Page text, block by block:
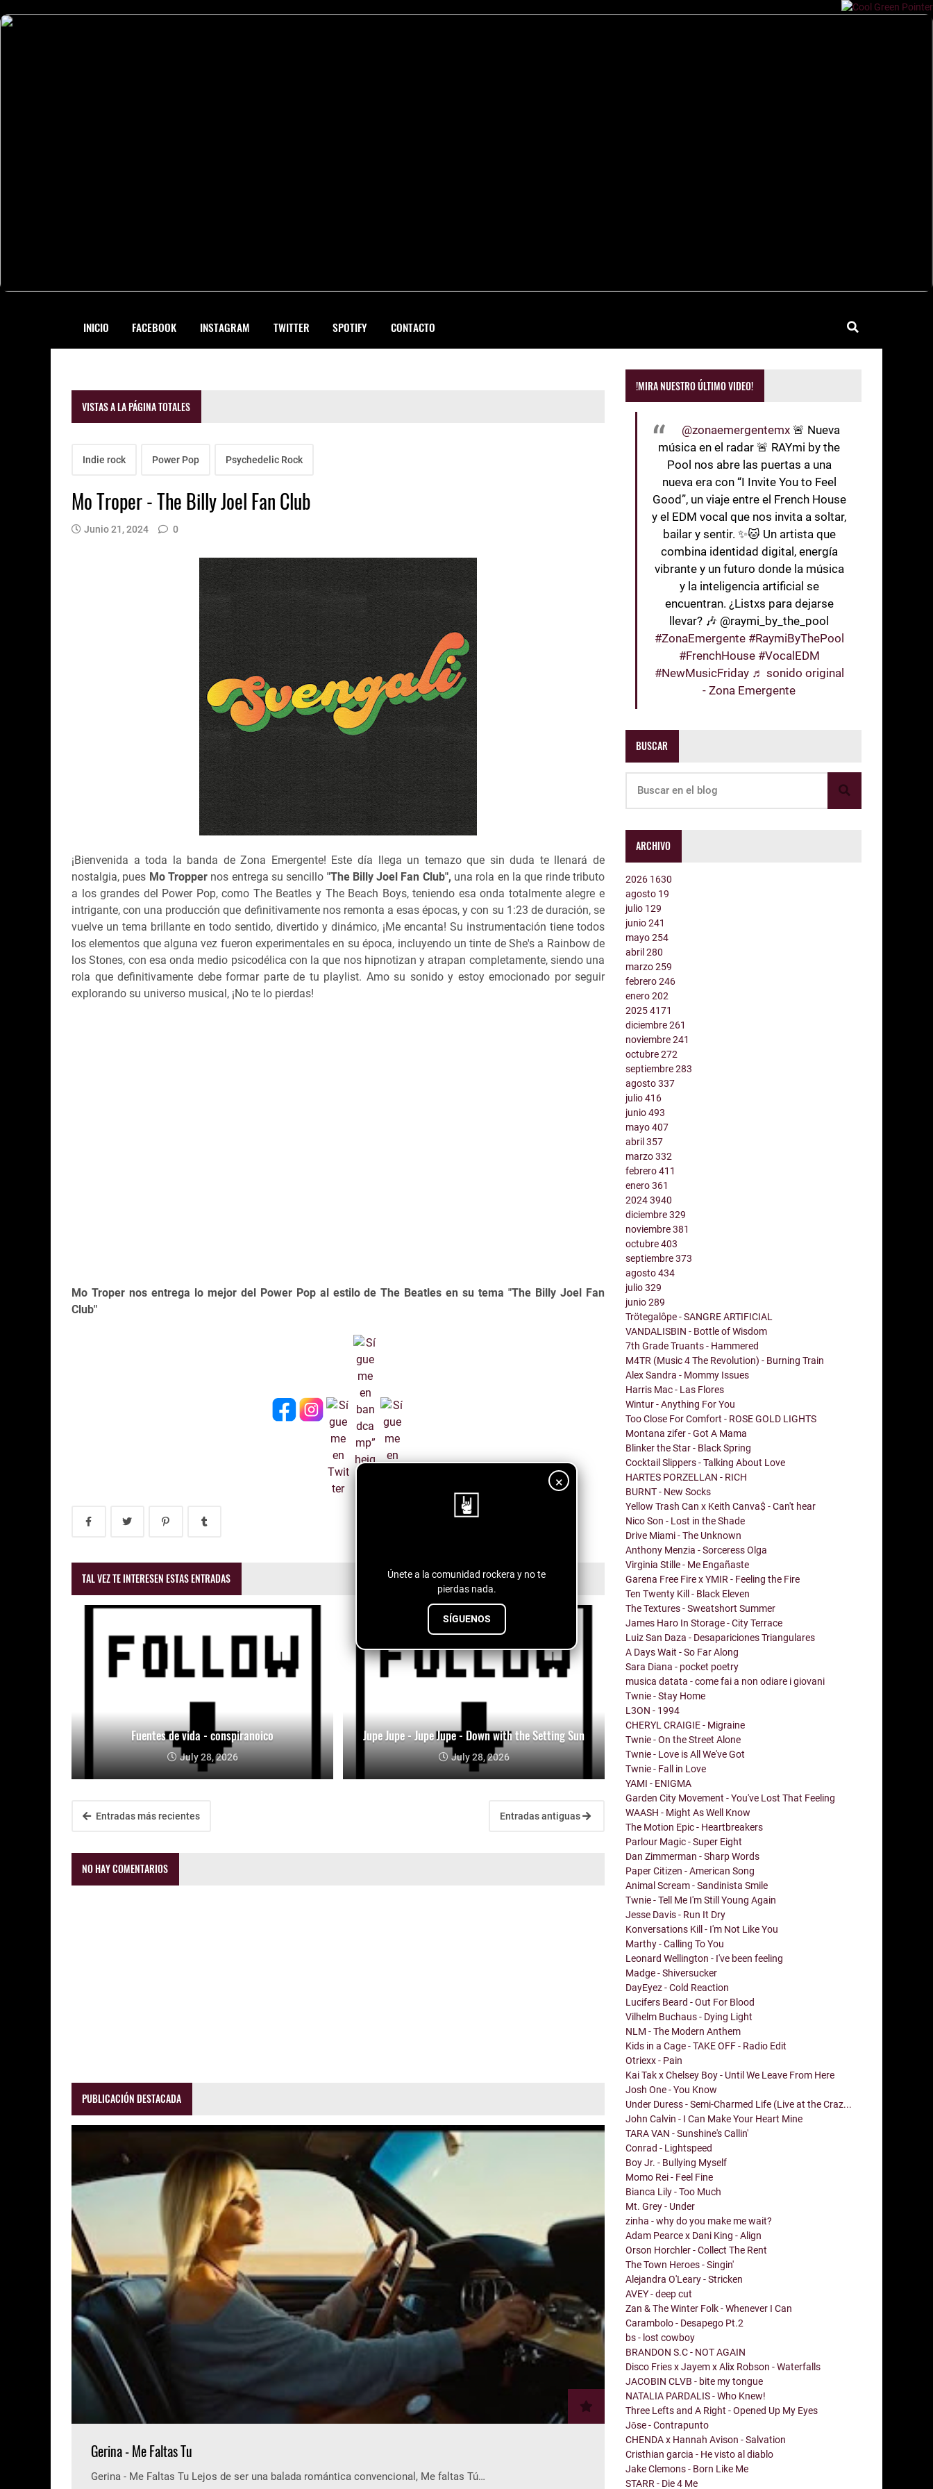
INICIO FACEBOOK INSTAGRAM TWITTER SPOTIFY CONTACTO
×
Únete a la comunidad rockera y no te
pierdas nada.
SÍGUENOS
VISTAS A LA PÁGINA TOTALES
Indie rock Power Pop Psychedelic Rock
Mo Troper - The Billy Joel Fan Club
Junio 21, 2024 0
¡Bienvenida a toda la banda de Zona Emergente! Este día llega un temazo que sin duda te llenará de
nostalgia, pues Mo Tropper nos entrega su sencillo "The Billy Joel Fan Club", una rola en la que rinde tributo
a los grandes del Power Pop, como The Beatles y The Beach Boys, teniendo esa onda totalmente alegre e
intrigante, con una producción que definitivamente nos remonta a esas épocas, y con su 1:23 de duración, se
vuelve un tema brillante en todo sentido, divertido y dinámico, ¡Me encanta! Su instrumentación tiene todos
los elementos que alguna vez fueron experimentales en su época, incluyendo un tinte de She's a Rainbow de
los Stones, con esa onda medio psicodélica con la que nos hipnotizan y atrapan completamente, siendo una
rola que definitivamente debe formar parte de tu playlist. Amo su sonido y estoy emocionado por seguir
explorando su universo musical, ¡No te lo pierdas!
Mo Troper nos entrega lo mejor del Power Pop al estilo de The Beatles en su tema "The Billy Joel Fan
Club"
TAL VEZ TE INTERESEN ESTAS ENTRADAS
Fuentes de vida - conspiranoico
July 28, 2026
Jupe Jupe - Jupe Jupe - Down with the Setting Sun
July 28, 2026
Entradas más recientes Entradas antiguas
NO HAY COMENTARIOS
PUBLICACIÓN DESTACADA
Gerina - Me Faltas Tu
Gerina - Me Faltas Tu Lejos de ser una balada romántica convencional, Me faltas Tú…
!MIRA NUESTRO ÚLTIMO VIDEO!
@zonaemergentemx 🚨 Nueva
música en el radar 🚨 RAYmi by the
Pool nos abre las puertas a una
nueva era con “I Invite You to Feel
Good”, un viaje entre el French House
y el EDM vocal que nos invita a soltar,
bailar y sentir. ✨🐱 Un artista que
combina identidad digital, energía
vibrante y un futuro donde la música
y la inteligencia artificial se
encuentran. ¿Listxs para dejarse
llevar? 🎶 @raymi_by_the_pool
#ZonaEmergente #RaymiByThePool
#FrenchHouse #VocalEDM
#NewMusicFriday ♬ sonido original
- Zona Emergente
BUSCAR
ARCHIVO
2026 1630
agosto 19
julio 129
junio241
mayo254
abril280
marzo259
febrero246
enero202
20254171
diciembre261
noviembre241
octubre272
septiembre283
agosto337
julio416
junio493
mayo407
abril357
marzo332
febrero411
enero361
20243940
diciembre329
noviembre381
octubre403
septiembre373
agosto434
julio329
junio289
Trötegalôpe - SANGRE ARTIFICIAL
VANDALISBIN - Bottle of Wisdom
7th Grade Truants - Hammered
M4TR (Music 4 The Revolution) - Burning Train
Alex Sandra - Mommy Issues
Harris Mac - Las Flores
Wintur - Anything For You
Too Close For Comfort - ROSE GOLD LIGHTS
Montana zifer - Got A Mama
Blinker the Star - Black Spring
Cocktail Slippers - Talking About Love
HARTES PORZELLAN - RICH
BURNT - New Socks
Yellow Trash Can x Keith Canva$ - Can't hear
Nico Son - Lost in the Shade
Drive Miami - The Unknown
Anthony Menzia - Sorceress Olga
Virginia Stille - Me Engañaste
Garena Free Fire x YMIR - Feeling the Fire
Ten Twenty Kill - Black Eleven
The Textures - Sweatshort Summer
James Haro In Storage - City Terrace
Luiz San Daza - Desapariciones Triangulares
A Days Wait - So Far Along
Sara Diana - pocket poetry
musica datata - come fai a non odiare i giovani
Twnie - Stay Home
L3ON - 1994
CHERYL CRAIGIE - Migraine
Twnie - On the Street Alone
Twnie - Love is All We've Got
Twnie - Fall in Love
YAMI - ENIGMA
Garden City Movement - You've Lost That Feeling
WAASH - Might As Well Know
The Motion Epic - Heartbreakers
Parlour Magic - Super Eight
Dan Zimmerman - Sharp Words
Paper Citizen - American Song
Animal Scream - Sandinista Smile
Twnie - Tell Me I'm Still Young Again
Jesse Davis - Run It Dry
Konversations Kill - I'm Not Like You
Marthy - Calling To You
Leonard Wellington - I've been feeling
Madge - Shiversucker
DayEyez - Cold Reaction
Lucifers Beard - Out For Blood
Vilhelm Buchaus - Dying Light
NLM - The Modern Anthem
Kids in a Cage - TAKE OFF - Radio Edit
Otriexx - Pain
Kai Tak x Chelsey Boy - Until We Leave From Here
Josh One - You Know
Under Duress - Semi-Charmed Life (Live at the Craz...
John Calvin - I Can Make Your Heart Mine
TARA VAN - Sunshine's Callin'
Conrad - Lightspeed
Boy Jr. - Bullying Myself
Momo Rei - Feel Fine
Bianca Lily - Too Much
Mt. Grey - Under
zinha - why do you make me wait?
Adam Pearce x Dani King - Align
Orson Horchler - Collect The Rent
The Town Heroes - Singin'
Alejandra O'Leary - Stricken
AVEY - deep cut
Zan & The Winter Folk - Whenever I Can
Carambolo - Desapego Pt.2
bs - lost cowboy
BRANDON S.C - NOT AGAIN
Disco Fries x Jayem x Alix Robson - Waterfalls
JACOBIN CLVB - bite my tongue
NATALIA PARDALIS - Who Knew!
Three Lefts and A Right - Opened Up My Eyes
Jōse - Contrapunto
CHENDA x Hannah Avison - Salvation
Cristhian garcia - He visto al diablo
Jake Clemons - Born Like Me
STARR - Die 4 Me